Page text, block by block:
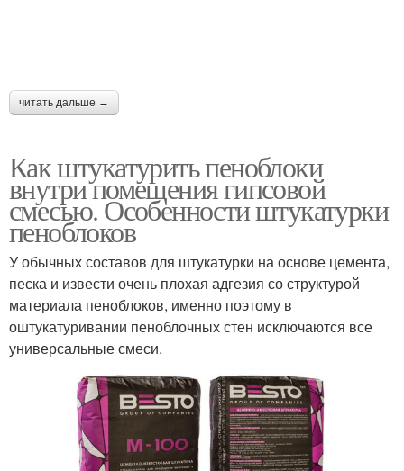
читать дальше →
Как штукатурить пеноблоки
внутри помещения гипсовой
смесью. Особенности штукатурки
пеноблоков
У обычных составов для штукатурки на основе цемента,
песка и извести очень плохая адгезия со структурой
материала пеноблоков, именно поэтому в
оштукатуривании пеноблочных стен исключаются все
универсальные смеси.